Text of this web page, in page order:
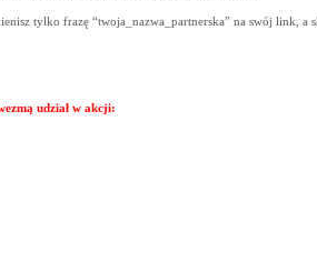
tylko frazę “twoja_nazwa_partnerska” na swój link, a
udział w akcji: